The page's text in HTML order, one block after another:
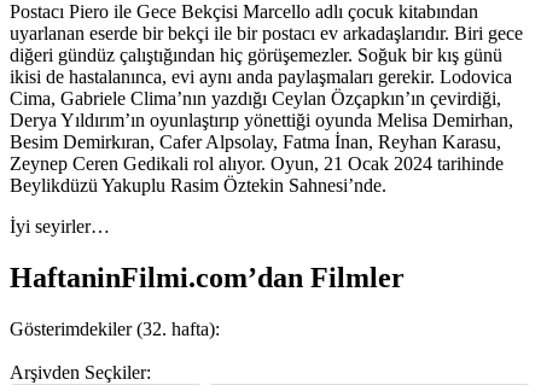
Postacı Piero ile Gece Bekçisi Marcello adlı çocuk kitabından
uyarlanan eserde bir bekçi ile bir postacı ev arkadaşlarıdır. Biri gece
diğeri gündüz çalıştığından hiç görüşemezler. Soğuk bir kış günü
ikisi de hastalanınca, evi aynı anda paylaşmaları gerekir. Lodovica
Cima, Gabriele Clima’nın yazdığı Ceylan Özçapkın’ın çevirdiği,
Derya Yıldırım’ın oyunlaştırıp yönettiği oyunda Melisa Demirhan,
Besim Demirkıran, Cafer Alpsolay, Fatma İnan, Reyhan Karasu,
Zeynep Ceren Gedikali rol alıyor. Oyun, 21 Ocak 2024 tarihinde
Beylikdüzü Yakuplu Rasim Öztekin Sahnesi’nde.
İyi seyirler…
HaftaninFilmi.com’dan Filmler
Gösterimdekiler (32. hafta):
Arşivden Seçkiler: